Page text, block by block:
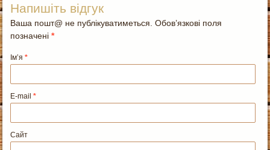
Напишіть відгук
Ваша пошт@ не публікуватиметься. Обов’язкові поля
позначені*
Ім’я*
E-mail*
Сайт